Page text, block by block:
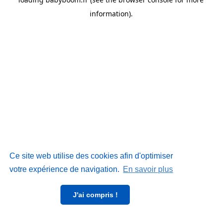
Ce site web utilise des cookies afin d'optimiser
votre expérience de navigation. En savoir plus
J'ai compris !
information).